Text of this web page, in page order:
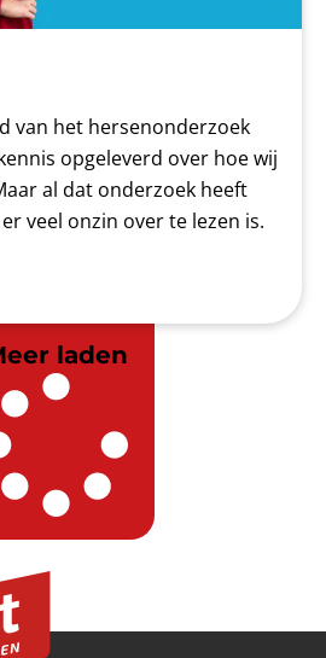
van het hersenonderzoek
opgeleverd over hoe wij
al dat onderzoek heeft
veel onzin over te lezen is.
laden